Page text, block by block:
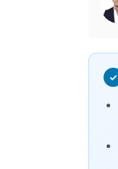
✓